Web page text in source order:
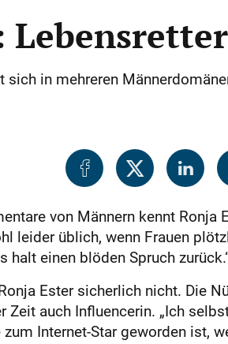
in mehreren
von Männern kennt Ronja
leider üblich, wenn Frauen
halt einen blöden Spruch
Ester sicherlich nicht. Die
auch Influencerin. „Ich
Internet-Star geworden ist,